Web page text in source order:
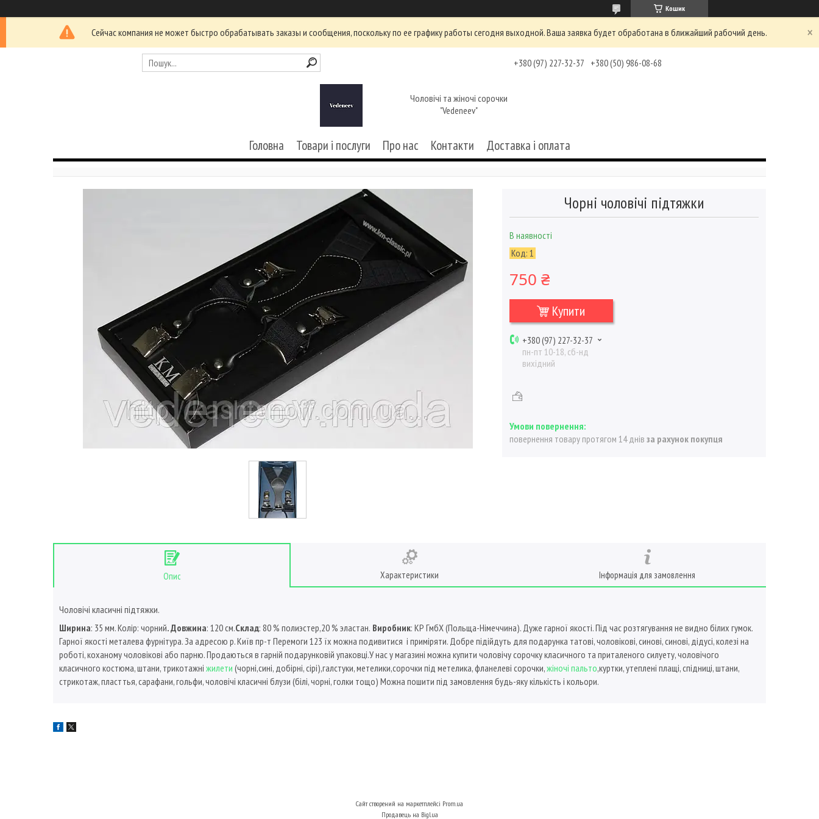
Кошик
Сейчас компания не может быстро обрабатывать заказы и сообщения, поскольку по ее графику работы сегодня выходной. Ваша заявка будет обработана в ближайший рабочий день.
+380 (97) 227-32-37 +380 (50) 986-08-68
Чоловічі та жіночі сорочки
"Vedeneev"
Головна Товари і послуги Про нас Контакти Доставка і оплата
Чорні чоловічі підтяжки
В наявності
Код: 1
750 ₴
Купити
+380 (97) 227-32-37
пн-пт 10-18, сб-нд
вихідний
повернення товару протягом 14 днів за рахунок покупця
Опис Характеристики Інформація для замовлення
Чоловічі класичні підтяжки.
Ширина: 35 мм. Колір: чорний. Довжина: 120 см.Склад: 80 % полиэстер,20 % эластан. Виробник: КР ГмбХ (Польща-Німеччина). Дуже гарної якості. Під час розтягування не видно білих гумок.
Гарної якості металева фурнітура. За адресою р. Київ пр-т Перемоги 123 їх можна подивитися і приміряти. Добре підійдуть для подарунка татові, чоловікові, синові, синові, дідусі, колезі на
роботі, коханому чоловікові або парню. Продаються в гарній подарунковій упаковці.У нас у магазині можна купити чоловічу сорочку класичного та приталеного силуету, чоловічого
класичного костюма, штани, трикотажні жилети (чорні,сині, добірні, сірі),галстуки, метелики,сорочки під метелика, фланелеві сорочки,жіночі пальто,куртки, утеплені плащі, спідниці, штани,
стрикотаж, пласттья, сарафани, гольфи, чоловічі класичні блузи (білі, чорні, голки тощо) Можна пошити під замовлення будь-яку кількість і кольори.
Сайт створений на маркетплейсі Prom.ua
Продавець на Bigl.ua